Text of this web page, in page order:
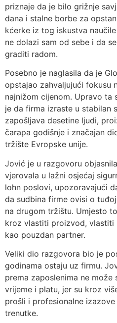
priznaje da je bilo grižnje
dana i stalne borbe za
kćerke iz tog iskustva
ne dolazi sam od sebe i da
graditi radom.
Posebno je naglasila da je
opstajao zahvaljujući fokusu
najnižom cijenom. Upravo ta
je da firma izraste u stabilan
zapošljava desetine ljudi,
čarapa godišnje i značajan
tržište Evropske unije.
Jović je u razgovoru
vjerovala u lažni osjećaj
lohn poslovi, upozoravajući
da sudbina firme ovisi o
na drugom tržištu. Umjesto
kroz vlastiti proizvod,
kao pouzdan partner.
Veliki dio razgovora bio je
godinama ostaju uz firmu.
prema zaposlenima ne može
vrijeme i platu, jer su kroz
prošli i profesionalne
trenutke.